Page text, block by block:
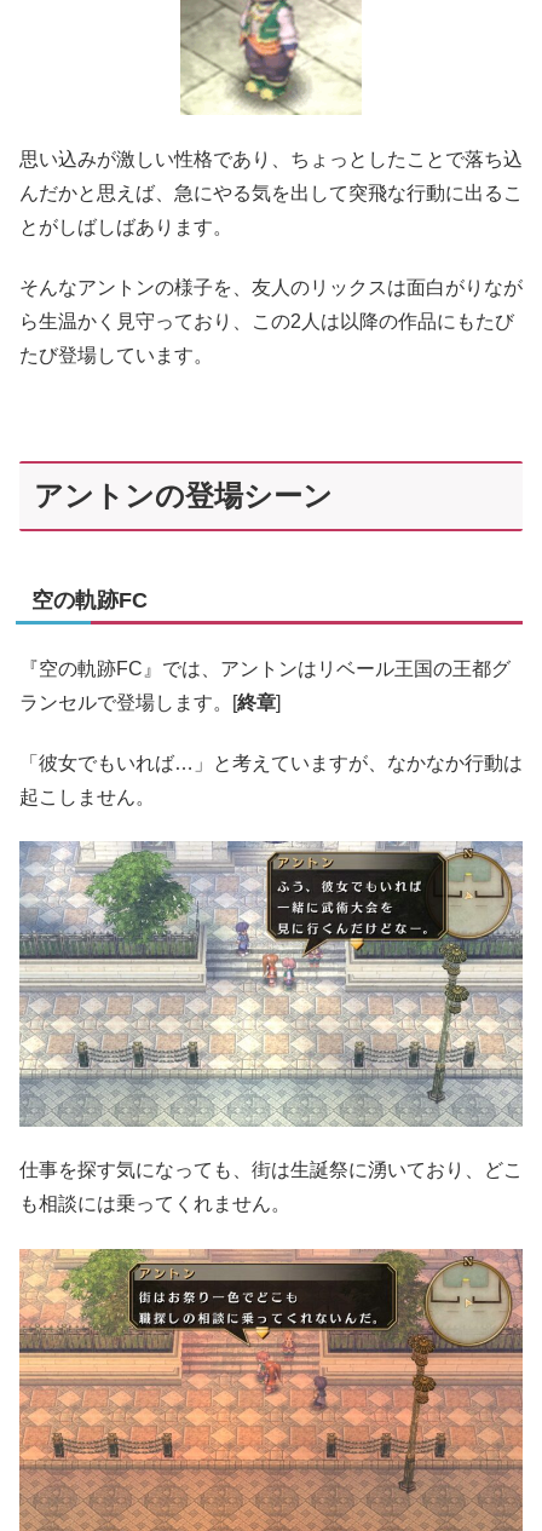
思い込みが激しい性格であり、ちょっとしたことで落ち込
んだかと思えば、急にやる気を出して突飛な行動に出るこ
とがしばしばあります。
そんなアントンの様子を、友人のリックスは面白がりなが
ら生温かく見守っており、この2人は以降の作品にもたび
たび登場しています。
アントンの登場シーン
空の軌跡FC
『空の軌跡FC』では、アントンはリベール王国の王都グ
ランセルで登場します。[終章]
「彼女でもいれば…」と考えていますが、なかなか行動は
起こしません。
仕事を探す気になっても、街は生誕祭に湧いており、どこ
も相談には乗ってくれません。